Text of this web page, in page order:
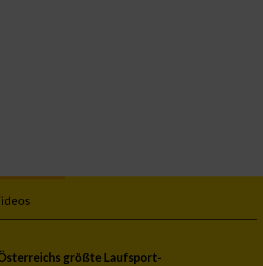
größte Laufsport-